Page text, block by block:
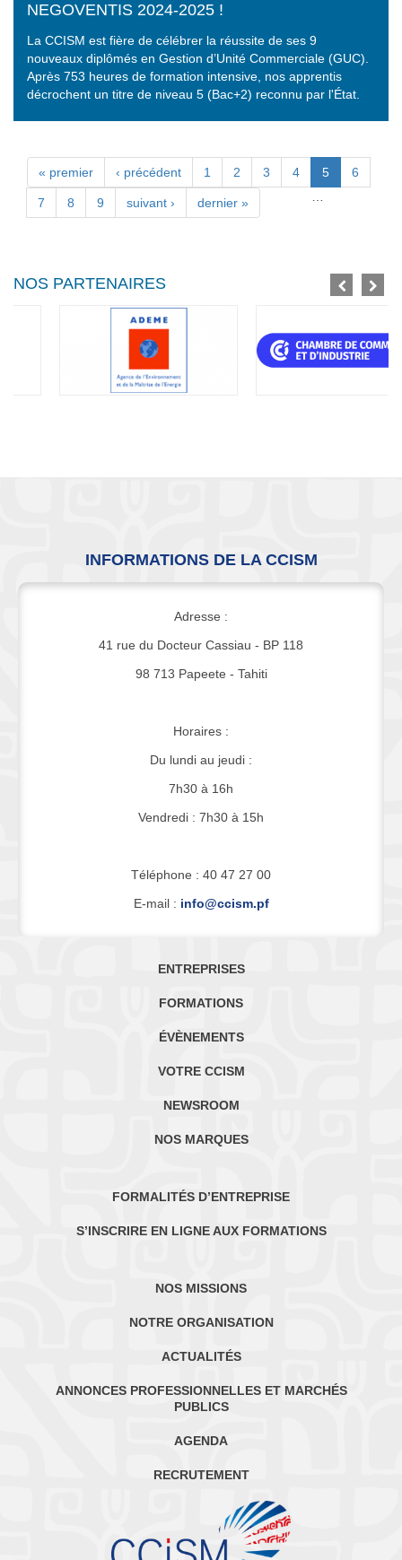
NEGOVENTIS 2024-2025 !
La CCISM est fière de célébrer la réussite de ses 9
nouveaux diplômés en Gestion d’Unité Commerciale (GUC).
Après 753 heures de formation intensive, nos apprentis
décrochent un titre de niveau 5 (Bac+2) reconnu par l'État.
Pages
« premier ‹ précédent 1 2 3 4 5 6
7 8 9 suivant › dernier »
NOS PARTENAIRES
INFORMATIONS DE LA CCISM
Adresse :
41 rue du Docteur Cassiau - BP 118
98 713 Papeete - Tahiti
Horaires :
Du lundi au jeudi :
7h30 à 16h
Vendredi : 7h30 à 15h
Téléphone : 40 47 27 00
E-mail : info@ccism.pf
ENTREPRISES
FORMATIONS
ÉVÈNEMENTS
VOTRE CCISM
NEWSROOM
NOS MARQUES
FORMALITÉS D’ENTREPRISE
S’INSCRIRE EN LIGNE AUX FORMATIONS
NOS MISSIONS
NOTRE ORGANISATION
ACTUALITÉS
ANNONCES PROFESSIONNELLES ET MARCHÉS
PUBLICS
AGENDA
RECRUTEMENT